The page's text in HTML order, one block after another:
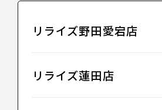
リライズ野田愛宕店
リライズ蓮田店